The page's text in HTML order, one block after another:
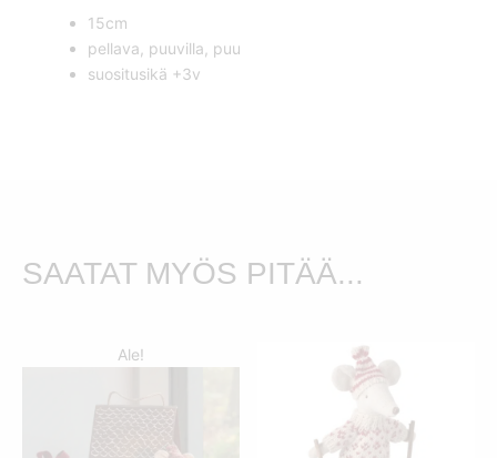
15cm
pellava, puuvilla, puu
suositusikä +3v
SAATAT MYÖS PITÄÄ...
Ale!